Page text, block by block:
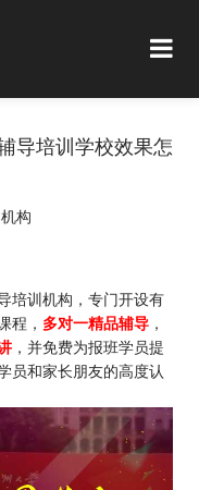
导培训学校效果怎
机构
培训机构，专门开设有
程， 多对一精品辅导，
，并免费为报班学员提
员和家长朋友的高度认